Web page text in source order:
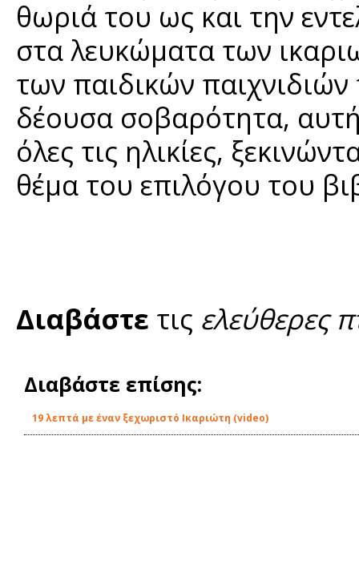
θωριά του ως και την
στα λευκώματα των
των παιδικών
δέουσα σοβαρότητα,
όλες τις ηλικίες,
θέμα του επιλόγου του
Διαβάστε τις ελεύθερες
Διαβάστε επίσης:
19 λεπτά με έναν ξεχωριστό Ικαριώτη (video)